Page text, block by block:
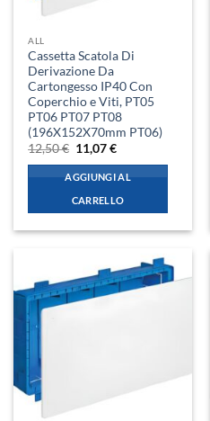
ALL
Cassetta Scatola Di
Derivazione Da
Cartongesso IP40 Con
Coperchio e Viti, PT05
PT06 PT07 PT08
(196X152X70mm PT06)
12,50€ Il
prezzo
originale
era:
12,50 €.
11,07€Il
attuale
è:
11,07 €.
AGGIUNGI AL
CARRELLO